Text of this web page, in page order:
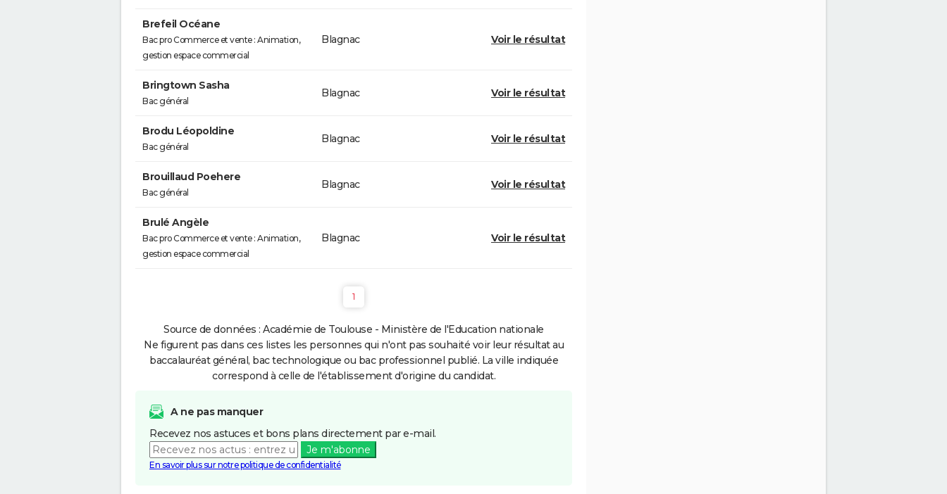
Brefeil Océane
Bac pro Commerce et vente : Animation,
gestion espace commercial
Blagnac Voir le résultat
Bringtown Sasha
Bac général
Blagnac Voir le résultat
Brodu Léopoldine
Bac général
Blagnac Voir le résultat
Brouillaud Poehere
Bac général
Blagnac Voir le résultat
Brulé Angèle
Bac pro Commerce et vente : Animation,
gestion espace commercial
Blagnac Voir le résultat
1
Source de données : Académie de Toulouse - Ministère de l'Education nationale
Ne figurent pas dans ces listes les personnes qui n'ont pas souhaité voir leur résultat au
baccalauréat général, bac technologique ou bac professionnel publié. La ville indiquée
correspond à celle de l'établissement d'origine du candidat.
A ne pas manquer
Recevez nos astuces et bons plans directement par e-mail.
Je m'abonne
En savoir plus sur notre politique de confidentialité